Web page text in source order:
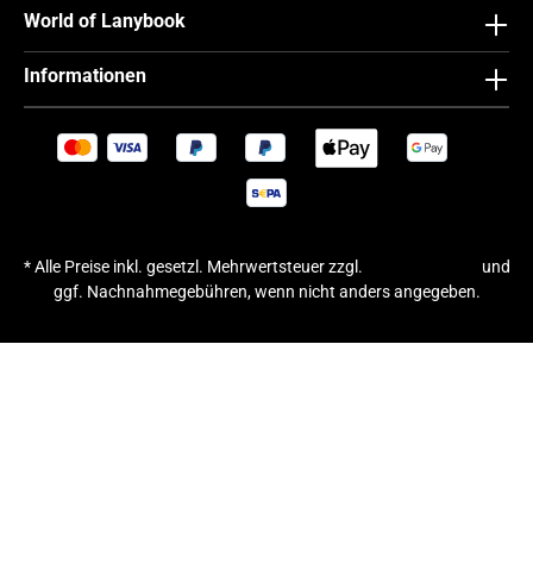
World of Lanybook
Informationen
* Alle Preise inkl. gesetzl. Mehrwertsteuer zzgl.
und
ggf. Nachnahmegebühren, wenn nicht anders angegeben.